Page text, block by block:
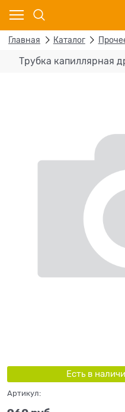
Главная Каталог
Трубка капиллярная
Есть в
Артикул: